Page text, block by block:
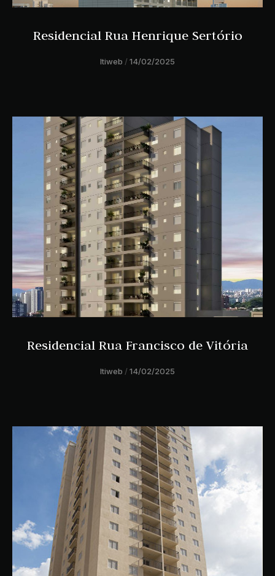
Residencial Rua Henrique Sertório
ltiweb 14/02/2025
Residencial Rua Francisco de Vitória
ltiweb 14/02/2025